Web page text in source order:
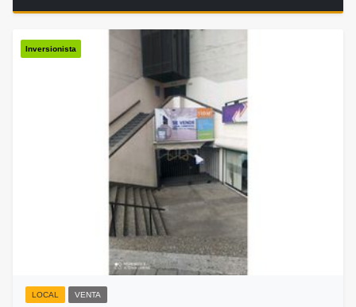
Inversionista
LOCAL VENTA